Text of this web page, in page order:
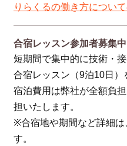
りらくるの働き方につい
合宿レッスン参加者募集中
短期間で集中的に技術・
合宿レッスン（9泊10日）
宿泊費用は弊社が全額負
担いたします。
※合宿地や期間など詳細は
す。